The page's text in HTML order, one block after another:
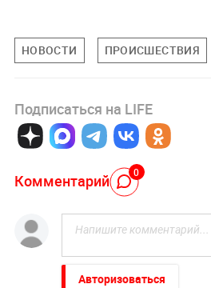
НОВОСТИ ПРОИСШЕСТВИЯ
Подписаться на LIFE
Комментарий 0
Авторизоваться